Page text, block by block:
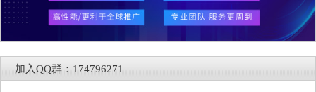
加入QQ群：174796271